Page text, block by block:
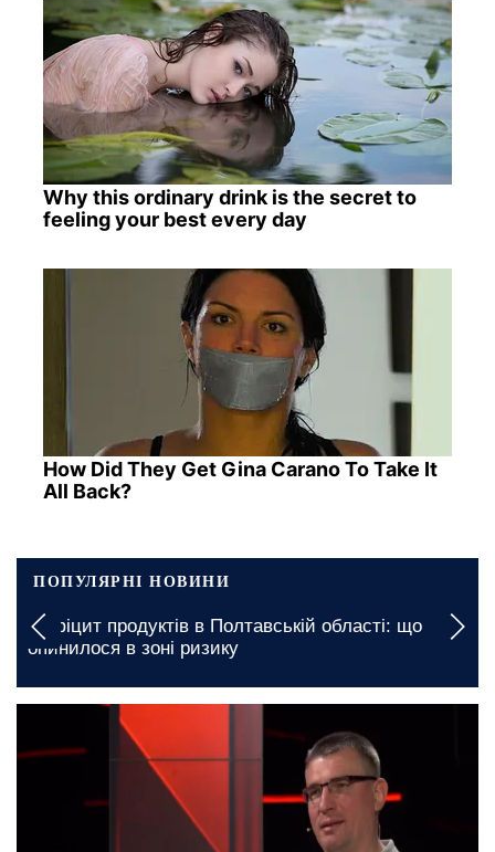
Why this ordinary drink is the secret to
feeling your best every day
How Did They Get Gina Carano To Take It
All Back?
ПОПУЛЯРНІ НОВИНИ
Вимкнення будуть тривалими: якими будуть
графіки відключення світла у Запоріжжі на 7
серпня
27 лютого, 06:45